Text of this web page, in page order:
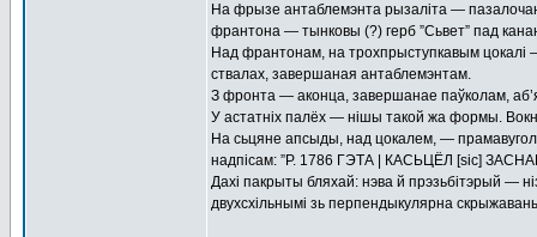
На фрызе антаблемэнта рызаліта —
франтона — тынковы (?) герб ”Сьвет” пад
Над франтонам, на трохпрыступкавым цокалі
ствалах, завершаная антаблемэнтам.
З фронта — аконца, завершанае паўколам,
У астатніх палёх — нішы такой жа формы.
На сьцяне апсыды, над цокалем, —
надпісам: ”Р. 1786 ГЭТА | КАСЬЦЁЛ [sіc]
Дахі пакрыты бляхай: нэва й прэзьбітэрый —
двухсхільнымі зь перпендыкулярна